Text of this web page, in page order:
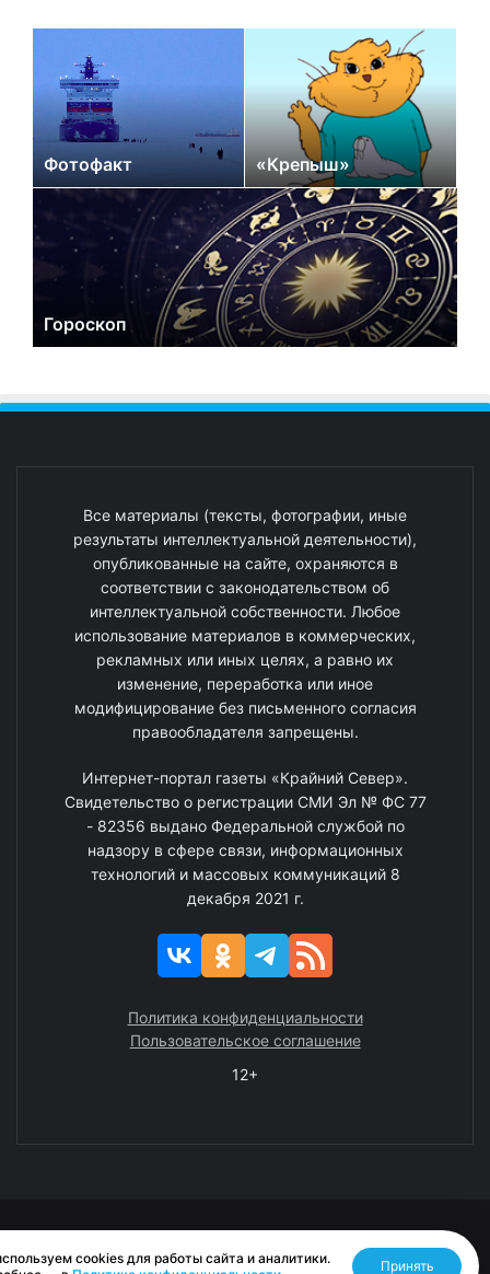
Фотофакт «Крепыш»
Гороскоп
Все материалы (тексты, фотографии, иные
результаты интеллектуальной деятельности),
опубликованные на сайте, охраняются в
соответствии с законодательством об
интеллектуальной собственности. Любое
использование материалов в коммерческих,
рекламных или иных целях, а равно их
изменение, переработка или иное
модифицирование без письменного согласия
правообладателя запрещены.
Интернет-портал газеты «Крайний Север».
Свидетельство о регистрации СМИ Эл № ФС 77
- 82356 выдано Федеральной службой по
надзору в сфере связи, информационных
технологий и массовых коммуникаций 8
декабря 2021 г.
Политика конфиденциальности
Пользовательское соглашение
12+
cookies для работы сайта и аналитики.
Принять